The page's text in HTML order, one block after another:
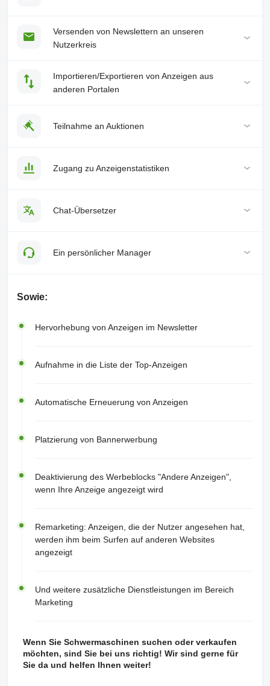
Versenden von Newslettern an unseren
Nutzerkreis
Importieren/Exportieren von Anzeigen aus
anderen Portalen
Teilnahme an Auktionen
Zugang zu Anzeigenstatistiken
Chat-Übersetzer
Ein persönlicher Manager
Sowie:
Hervorhebung von Anzeigen im Newsletter
Aufnahme in die Liste der Top-Anzeigen
Automatische Erneuerung von Anzeigen
Platzierung von Bannerwerbung
Deaktivierung des Werbeblocks "Andere Anzeigen",
wenn Ihre Anzeige angezeigt wird
Remarketing: Anzeigen, die der Nutzer angesehen hat,
werden ihm beim Surfen auf anderen Websites
angezeigt
Und weitere zusätzliche Dienstleistungen im Bereich
Marketing
Wenn Sie Schwermaschinen suchen oder verkaufen
möchten, sind Sie bei uns richtig! Wir sind gerne für
Sie da und helfen Ihnen weiter!